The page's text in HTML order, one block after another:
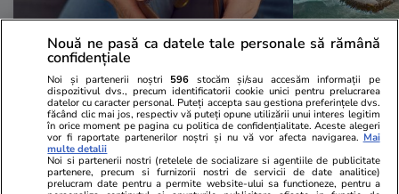
Vacanțe și Cultură 05 aug.
Cel puțin 120 de familii au fost
păcălite cu aceeași cazare
Vacanțe și
Zeci de
fără
Nouă ne pasă ca datele tale personale să rămână
confidențiale
Noi și partenerii noștri 596 stocăm și/sau accesăm informații pe
dispozitivul dvs., precum identificatorii cookie unici pentru prelucrarea
datelor cu caracter personal. Puteți accepta sau gestiona preferințele dvs.
făcând clic mai jos, respectiv vă puteți opune utilizării unui interes legitim
în orice moment pe pagina cu politica de confidențialitate. Aceste alegeri
vor fi raportate partenerilor noștri și nu vă vor afecta navigarea. Mai
multe detalii
Noi si partenerii nostri (retelele de socializare si agentiile de publicitate
partenere, precum si furnizorii nostri de servicii de date analitice)
prelucram date pentru a permite website-ului sa functioneze, pentru a